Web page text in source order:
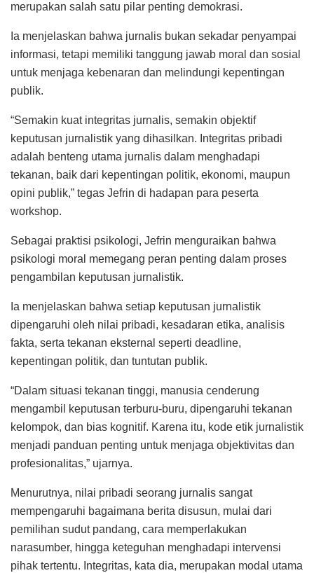
merupakan salah satu pilar penting demokrasi.
Ia menjelaskan bahwa jurnalis bukan sekadar penyampai
informasi, tetapi memiliki tanggung jawab moral dan sosial
untuk menjaga kebenaran dan melindungi kepentingan
publik.
“Semakin kuat integritas jurnalis, semakin objektif
keputusan jurnalistik yang dihasilkan. Integritas pribadi
adalah benteng utama jurnalis dalam menghadapi
tekanan, baik dari kepentingan politik, ekonomi, maupun
opini publik,” tegas Jefrin di hadapan para peserta
workshop.
Sebagai praktisi psikologi, Jefrin menguraikan bahwa
psikologi moral memegang peran penting dalam proses
pengambilan keputusan jurnalistik.
Ia menjelaskan bahwa setiap keputusan jurnalistik
dipengaruhi oleh nilai pribadi, kesadaran etika, analisis
fakta, serta tekanan eksternal seperti deadline,
kepentingan politik, dan tuntutan publik.
“Dalam situasi tekanan tinggi, manusia cenderung
mengambil keputusan terburu-buru, dipengaruhi tekanan
kelompok, dan bias kognitif. Karena itu, kode etik jurnalistik
menjadi panduan penting untuk menjaga objektivitas dan
profesionalitas,” ujarnya.
Menurutnya, nilai pribadi seorang jurnalis sangat
mempengaruhi bagaimana berita disusun, mulai dari
pemilihan sudut pandang, cara memperlakukan
narasumber, hingga keteguhan menghadapi intervensi
pihak tertentu. Integritas, kata dia, merupakan modal utama